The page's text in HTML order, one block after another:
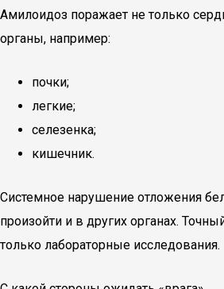
Амилоидоз поражает не только
органы, например:
почки;
легкие;
селезенка;
кишечник.
Системное нарушение отложения
произойти и в других органах.
только лабораторные исследования.